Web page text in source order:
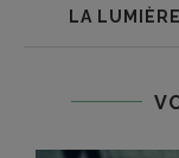
LA